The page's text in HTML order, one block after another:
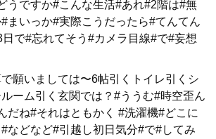
うですか#こんな生活#あれ#2階は#無
まいっか#実際こうだったら#てんてん
日で#忘れてそう#カメラ目線#で#妄想
願いましては〜6帖引くトイレ引くシ
ルーム引く玄関では？#ううむ#時空歪ん
だね#それはともかく #洗濯機#どこに
などなど#引越し初日気分#で#してみ